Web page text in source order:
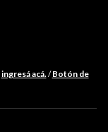
ingresá acá./ Botón de